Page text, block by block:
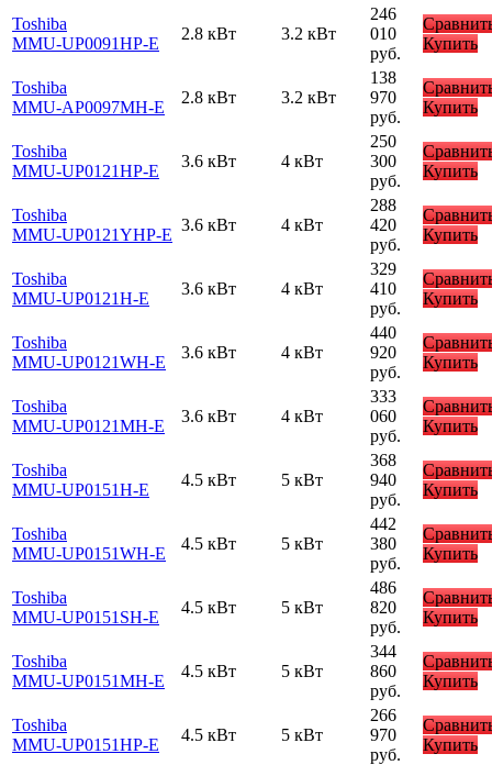
Toshiba
MMU-UP0091HP-E
2.8 кВт 3.2 кВт
246
010
руб.
Купить
Toshiba
MMU-AP0097MH-E
2.8 кВт 3.2 кВт
138
970
руб.
Купить
Toshiba
MMU-UP0121HP-E
3.6 кВт 4 кВт
250
300
руб.
Купить
Toshiba
MMU-UP0121YHP-E
3.6 кВт 4 кВт
288
420
руб.
Купить
Toshiba
MMU-UP0121H-E
3.6 кВт 4 кВт
329
410
руб.
Купить
Toshiba
MMU-UP0121WH-E
3.6 кВт 4 кВт
440
920
руб.
Купить
Toshiba
MMU-UP0121MH-E
3.6 кВт 4 кВт
333
060
руб.
Купить
Toshiba
MMU-UP0151H-E
4.5 кВт 5 кВт
368
940
руб.
Купить
Toshiba
MMU-UP0151WH-E
4.5 кВт 5 кВт
442
380
руб.
Купить
Toshiba
MMU-UP0151SH-E
4.5 кВт 5 кВт
486
820
руб.
Купить
Toshiba
MMU-UP0151MH-E
4.5 кВт 5 кВт
344
860
руб.
Купить
Toshiba
MMU-UP0151HP-E
4.5 кВт 5 кВт
266
970
руб.
Купить